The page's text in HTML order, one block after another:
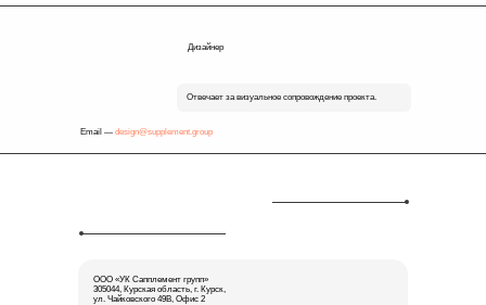
Дизайнер
Отвечает за визуальное сопровождение проекта.
Email — design@supplement.group
ООО «УК Сапплемент групп»
305044, Курская область, г. Курск,
ул. Чайковского 49В, Офис 2